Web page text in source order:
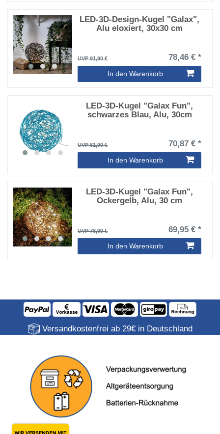
LED-3D-Design-Kugel "Galax",
Alu eloxiert, 30x30 cm
UVP 91,90 € 78,46 € *
In den Warenkorb
LED-3D-Kugel "Galax Fun",
schwarzes Blau, Alu, 30cm
UVP 81,90 € 70,87 € *
In den Warenkorb
LED-3D-Kugel "Galax Fun",
Ockergelb, Alu, 30 cm
UVP 78,90 € 69,95 € *
In den Warenkorb
Versandkostenfrei ab 29€ in Deutschland